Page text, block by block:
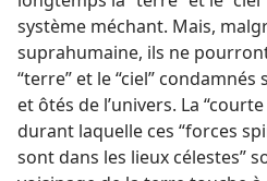
système méchant. Mais,
suprahumaine, ils ne
“terre” et le “ciel”
et ôtés de l’univers. La
durant laquelle ces “forces
sont dans les lieux célestes”